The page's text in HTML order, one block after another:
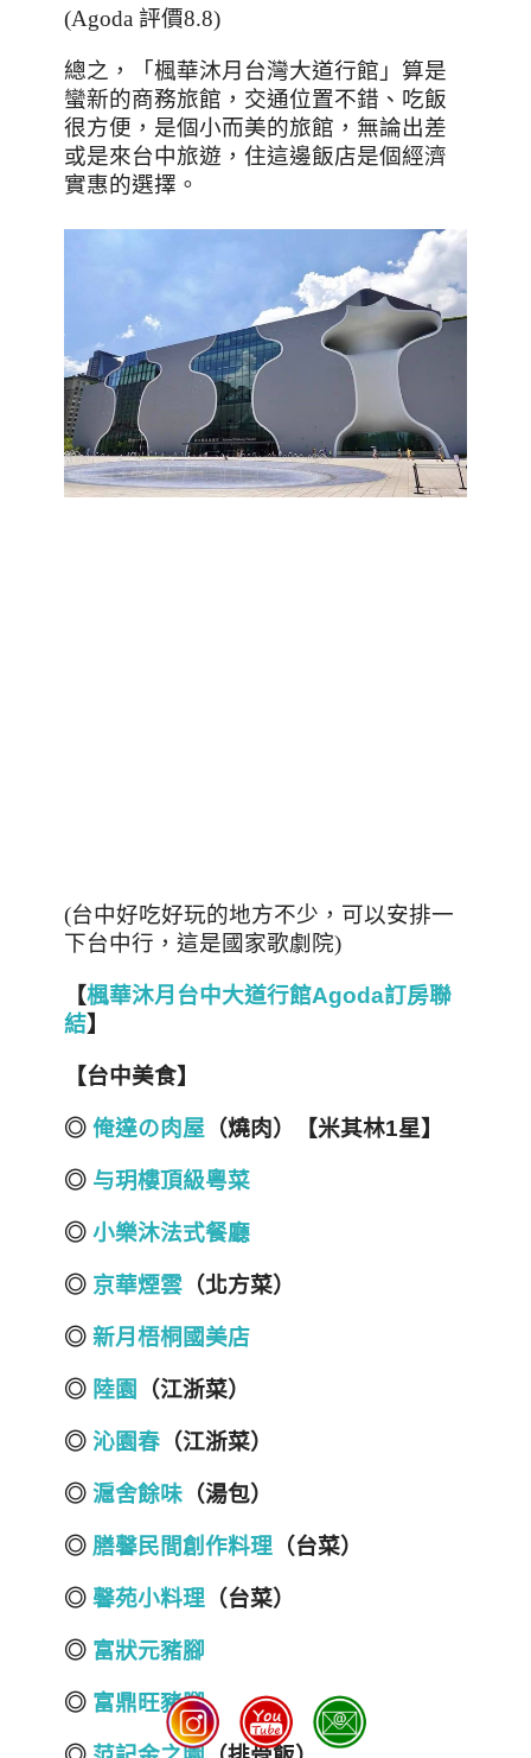
(Agoda 評價8.8)
總之，「楓華沐月台灣大道行館」算是
蠻新的商務旅館，交通位置不錯、吃飯
很方便，是個小而美的旅館，無論出差
或是來台中旅遊，住這邊飯店是個經濟
實惠的選擇。
(台中好吃好玩的地方不少，可以安排一
下台中行，這是國家歌劇院)
【楓華沐月台中大道行館Agoda訂房聯
結】
【台中美食】
◎ 俺達の肉屋 （燒肉）【米其林1星】
◎ 与玥樓頂級粵菜
◎ 小樂沐法式餐廳
◎ 京華煙雲 （北方菜）
◎ 新月梧桐國美店
◎ 陸園 （江浙菜）
◎ 沁園春 （江浙菜）
◎ 滬舍餘味 （湯包）
◎ 膳馨民間創作料理 （台菜）
◎ 馨苑小料理 （台菜）
◎ 富狀元豬腳
◎ 富鼎旺豬腳